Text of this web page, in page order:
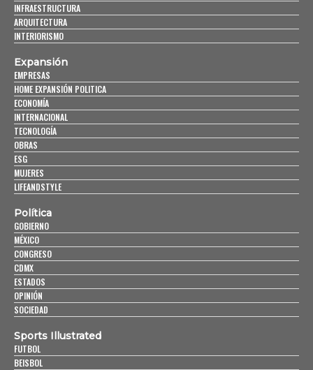
INFRAESTRUCTURA
ARQUITECTURA
INTERIORISMO
Expansión
EMPRESAS
HOME EXPANSIÓN POLITICA
ECONOMÍA
INTERNACIONAL
TECNOLOGÍA
OBRAS
ESG
MUJERES
LIFEANDSTYLE
Política
GOBIERNO
MÉXICO
CONGRESO
CDMX
ESTADOS
OPINIÓN
SOCIEDAD
Sports Illustrated
FUTBOL
BEISBOL